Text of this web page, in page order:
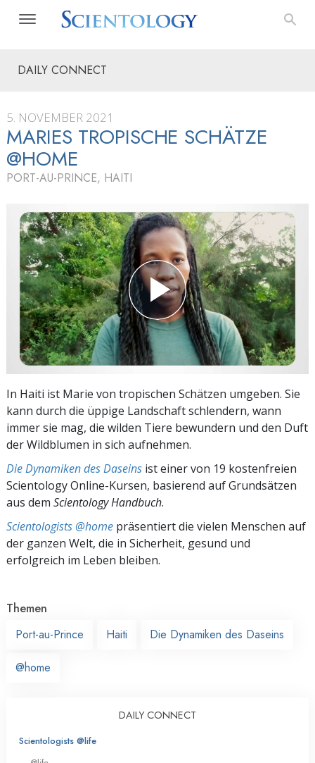
DAILY CONNECT
5. NOVEMBER 2021
MARIES TROPISCHE SCHÄTZE
@HOME
PORT-AU-PRINCE, HAITI
In Haiti ist Marie von tropischen Schätzen umgeben. Sie
kann durch die üppige Landschaft schlendern, wann
immer sie mag, die wilden Tiere bewundern und den Duft
der Wildblumen in sich aufnehmen.
Die Dynamiken des Daseins ist einer von 19 kostenfreien
Scientology Online-Kursen, basierend auf Grundsätzen
aus dem Scientology Handbuch.
Scientologists @home präsentiert die vielen Menschen auf
der ganzen Welt, die in Sicherheit, gesund und
erfolgreich im Leben bleiben.
Themen
Port-au-Prince
Haiti Die Dynamiken des Daseins
@home
DAILY CONNECT
Scientologists @life